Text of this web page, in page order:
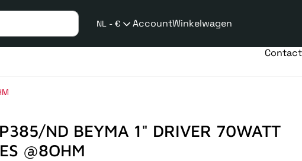
NL - €
taalwijziging
AccountWinkelwagen
Contact
ND BEYMA 1" DRIVER 70WATT
@8OHM